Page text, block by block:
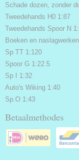
Schade dozen, zonder
Tweedehands H0 1:87
Tweedehands Spoor N
Boeken en naslagwerken
Sp TT 1:120
Spoor G 1:22.5
Sp I 1:32
Auto's Wiking 1:40
Sp.O 1:43
Betaalmethodes